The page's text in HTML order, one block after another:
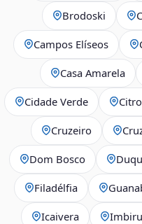
Brodoski
Campos Elíseos
Casa Amarela
Cidade Verde
Cruzeiro
Dom Bosco
Filadélfia
Icaivera